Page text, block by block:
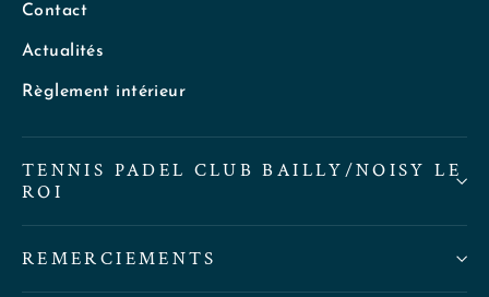
Contact
Actualités
Règlement intérieur
TENNIS PADEL CLUB BAILLY/NOISY LE
ROI
REMERCIEMENTS